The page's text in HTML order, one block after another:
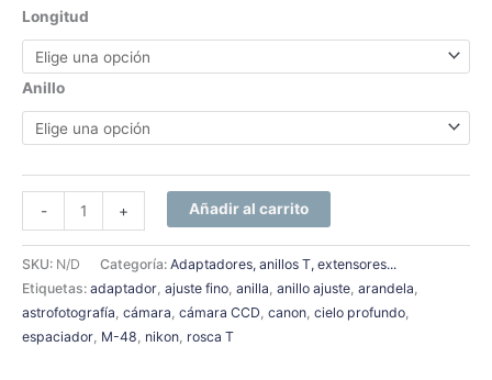
Longitud
Anillo
- + Añadir al carrito
SKU: N/D Categoría: Adaptadores, anillos T, extensores...
Etiquetas: adaptador, ajuste fino, anilla, anillo ajuste, arandela,
astrofotografía, cámara, cámara CCD, canon, cielo profundo,
espaciador, M-48, nikon, rosca T